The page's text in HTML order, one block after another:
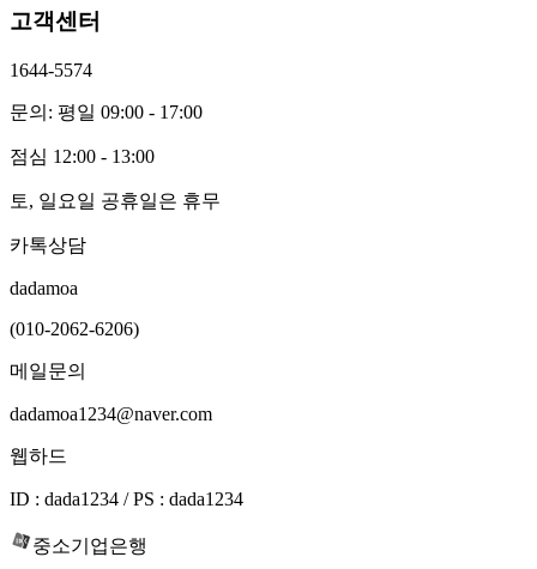
고객센터
1644-5574
문의: 평일 09:00 - 17:00
점심 12:00 - 13:00
토, 일요일 공휴일은 휴무
카톡상담
dadamoa
(010-2062-6206)
메일문의
dadamoa1234@naver.com
웹하드
ID : dada1234 / PS : dada1234
중소기업은행